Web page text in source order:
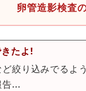
卵管造影検査
たよ!
絞り込みでるよ
...